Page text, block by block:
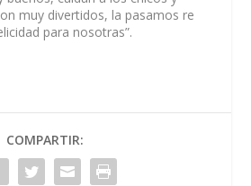
muy divertidos, la pasamos re
para nosotras”.
COMPARTIR: